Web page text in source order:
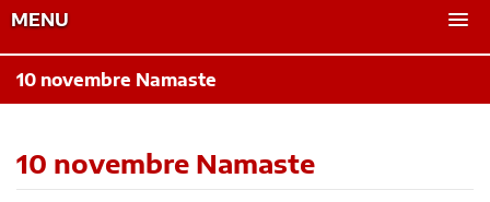
MENU
10 novembre Namaste
10 novembre Namaste